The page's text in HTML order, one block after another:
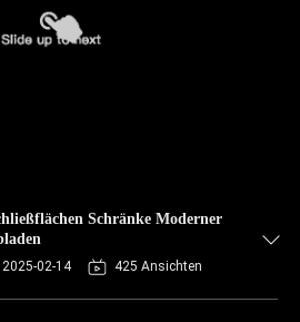
Schränke Moderner
2025-02-14 425 Ansichten